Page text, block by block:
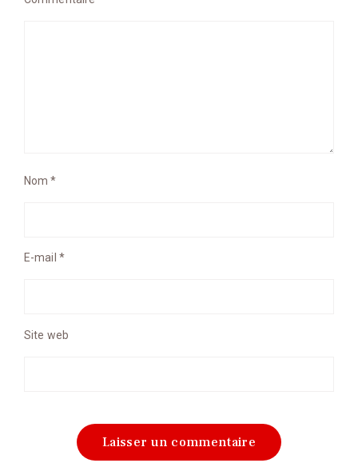
Nom*
E-mail *
Site web